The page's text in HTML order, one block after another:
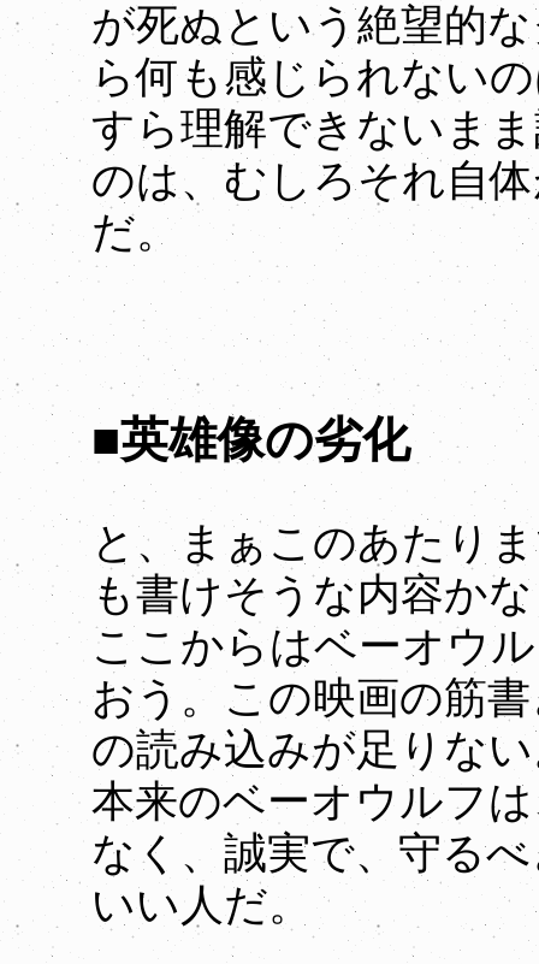
が死ぬという絶望的
ら何も感じられない
すら理解できないま
のは、むしろそれ自
だ。
■英雄像の劣化
と、まぁこのあたり
も書けそうな内容か
ここからはベーオウ
おう。この映画の筋
の読み込みが足りな
本来のベーオウルフ
なく、誠実で、守る
いい人だ。